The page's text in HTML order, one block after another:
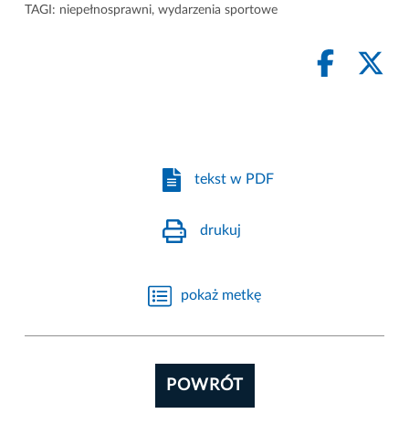
TAGI: niepełnosprawni, wydarzenia sportowe
tekst w PDF
drukuj
pokaż metkę
POWRÓT